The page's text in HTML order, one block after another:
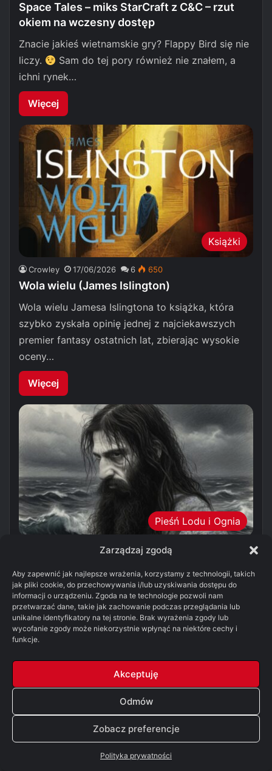
Zarządzaj zgodą
Aby zapewnić jak najlepsze wrażenia, korzystamy z technologii, takich
jak pliki cookie, do przechowywania i/lub uzyskiwania dostępu do
informacji o urządzeniu. Zgoda na te technologie pozwoli nam
przetwarzać dane, takie jak zachowanie podczas przeglądania lub
unikalne identyfikatory na tej stronie. Brak wyrażenia zgody lub
wycofanie zgody może niekorzystnie wpłynąć na niektóre cechy i
funkcje.
Akceptuję
Odmów
Zobacz preferencje
Polityka prywatności
Space Tales – miks StarCraft z C&C – rzut
okiem na wczesny dostęp
Znacie jakieś wietnamskie gry? Flappy Bird się nie
liczy.
Sam do tej pory również nie znałem, a
ichni rynek…
Więcej
Książki
Crowley 17/06/2026 6 650
Wola wielu (James Islington)
Wola wielu Jamesa Islingtona to książka, która
szybko zyskała opinię jednej z najciekawszych
premier fantasy ostatnich lat, zbierając wysokie
oceny…
Więcej
Pieśń Lodu i Ognia
15/06/2026 56 1 843
Ze spowitego mgłą Starego Miasta przenosimy się
na posępne Żelazne Wyspy. Streszczenie Na plaży
Wielkiej Wyk Aeron Mokra Czupryna topi…
Więcej